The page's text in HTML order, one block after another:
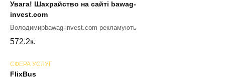
Увага! Шахрайство на сайті bawag-
invest.com
Володимирbawag-invest.com рекламують
572.2к.
СФЕРА УСЛУГ
FlixBus